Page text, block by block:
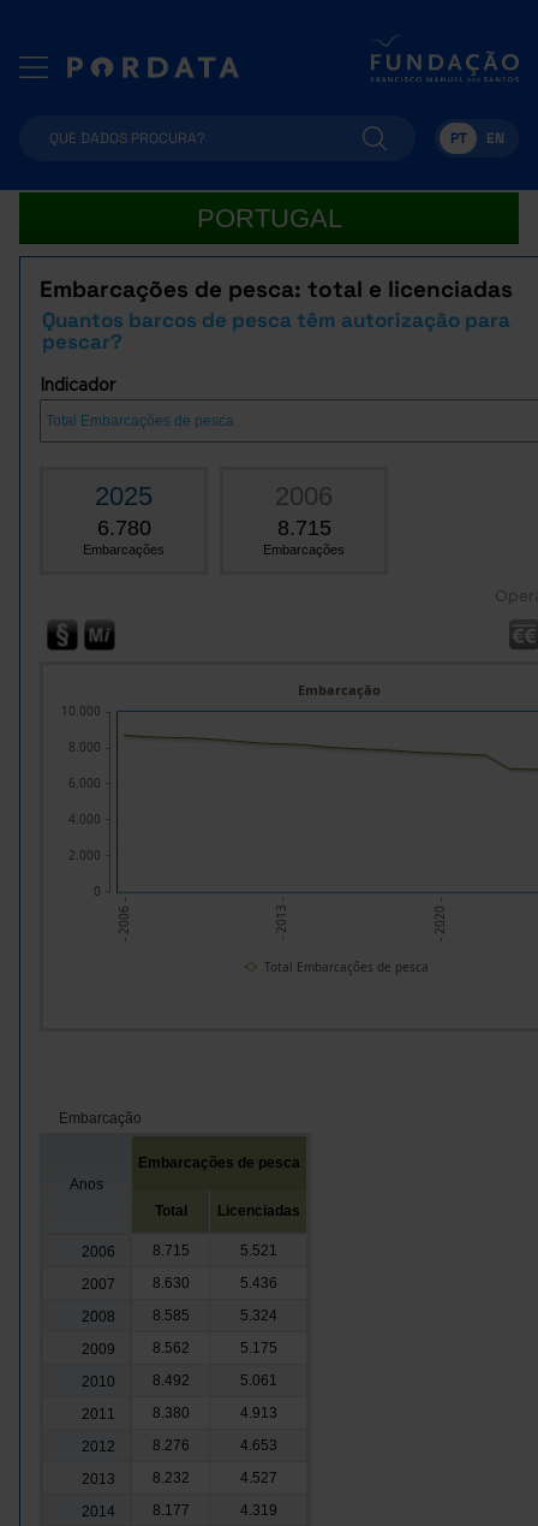
PT EN
PORTUGAL
Embarcações de pesca: total e licenciadas
Quantos barcos de pesca têm autorização para
pescar?
Indicador
2025
6.780
Embarcações
2006
8.715
Embarcações
- 2006 - - 2013 - - 2020 -
Embarcação
0
2.000
4.000
6.000
8.000
10.000
Total Embarcações de pesca
Embarcação
Anos
Embarcações de pesca
Total Licenciadas
2006 8.715
5.521
2007
8.630
5.436
2008
8.585
5.324
2009
8.562
5.175
2010
8.492
5.061
2011
8.380
4.913
2012
8.276
4.653
2013
8.232
4.527
2014
8.177
4.319